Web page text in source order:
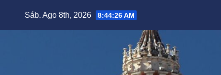
Sáb. Ago 8th, 2026 8:44:27 AM